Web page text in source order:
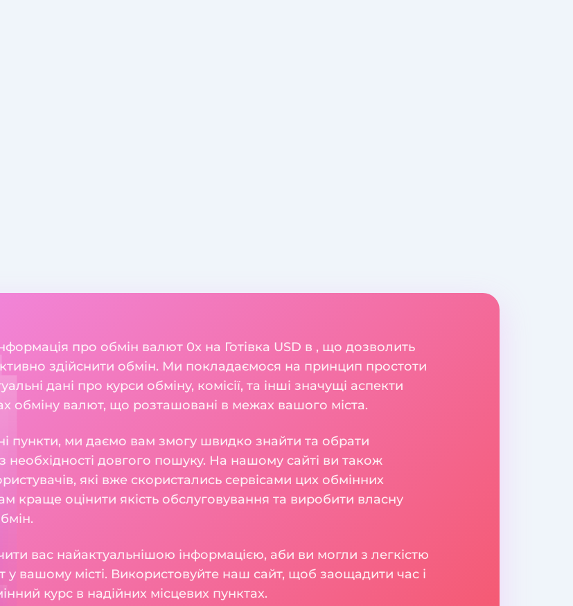
про обмін валют 0x на Готівка USD в , що дозволить
здійснити обмін. Ми покладаємося на принцип простоти
дані про курси обміну, комісії, та інші значущі аспекти
обміну валют, що розташовані в межах вашого міста.
пункти, ми даємо вам змогу швидко знайти та обрати
необхідності довгого пошуку. На нашому сайті ви також
які вже скористались сервісами цих обмінних
краще оцінити якість обслуговування та виробити власну
вас найактуальнішою інформацією, аби ви могли з легкістю
у вашому місті. Використовуйте наш сайт, щоб заощадити час і
курс в надійних місцевих пунктах.